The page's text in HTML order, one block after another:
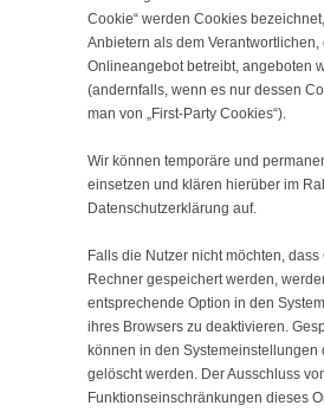
Cookie“ werden Cookies
Anbietern als dem Verantwortlichen,
Onlineangebot betreibt, angeboten
(andernfalls, wenn es nur dessen
man von „First-Party Cookies“).
Wir können temporäre und
einsetzen und klären hierüber im
Datenschutzerklärung auf.
Falls die Nutzer nicht möchten,
Rechner gespeichert werden,
entsprechende Option in den
ihres Browsers zu deaktivieren.
können in den Systemeinstellungen
gelöscht werden. Der Ausschluss
Funktionseinschränkungen dieses